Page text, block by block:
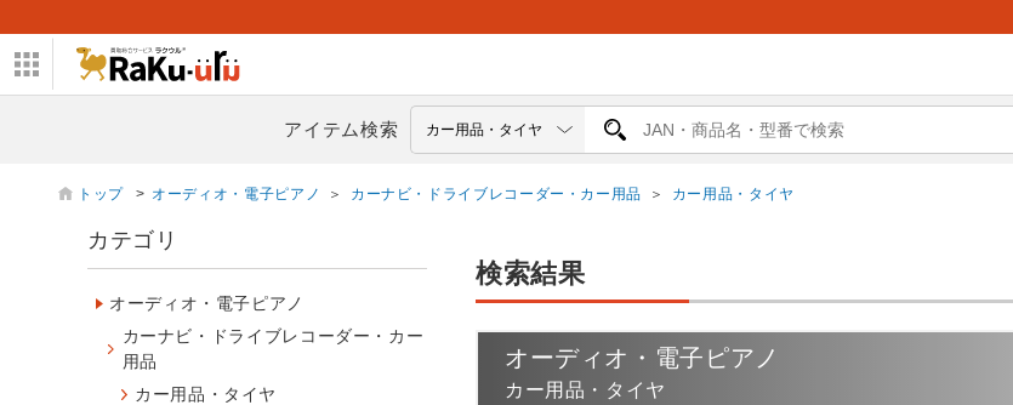
アイテム検索
トップ > オーディオ・電子ピアノ ＞ カーナビ・ドライブレコーダー・カー用品 ＞ カー用品・タイヤ
検索結果
オーディオ・電子ピアノ
カー用品・タイヤ
カテゴリ
オーディオ・電子ピアノ
カーナビ・ドライブレコーダー・カー
用品
カー用品・タイヤ